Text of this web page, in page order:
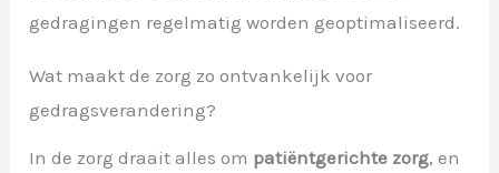
gedragingen regelmatig worden geoptimaliseerd.
Wat maakt de zorg zo ontvankelijk voor
gedragsverandering?
In de zorg draait alles om patiëntgerichte zorg, en